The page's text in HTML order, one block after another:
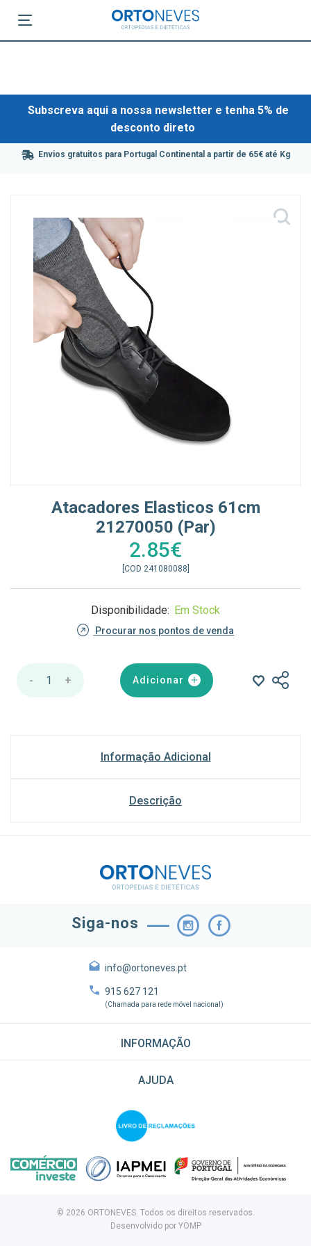
Subscreva aqui a nossa newsletter e tenha 5% de
desconto direto
Envios gratuitos para Portugal Continental a partir de 65€ até Kg
Atacadores Elasticos 61cm
21270050 (par)
2.85€
[COD 241080088]
Disponibilidade: Em Stock
Procurar nos pontos de venda
- 1 + Adicionar
Informação Adicional
Descrição
Siga-nos
info@ortoneves.pt
915 627 121
(Chamada para rede móvel nacional)
INFORMAÇÃO
AJUDA
© 2026 ORTONEVES. Todos os direitos reservados.
Desenvolvido por YOMP